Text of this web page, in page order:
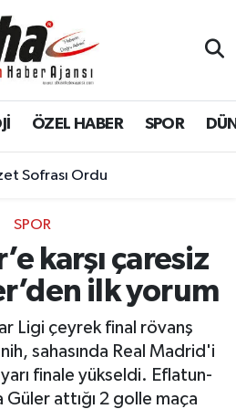
ÖZEL HABER SPOR
Sofrası Ordu
SPOR
karşı çaresiz
ilk yorum
Ligi çeyrek final rövanş
sahasında Real Madrid'i
finale yükseldi. Eflatun-
Güler attığı 2 golle maça
Eczaneler
ve Fikstür